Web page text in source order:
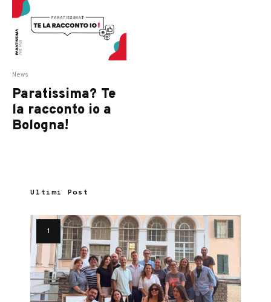
News
Paratissima? Te
la racconto io a
Bologna!
Ultimi Post